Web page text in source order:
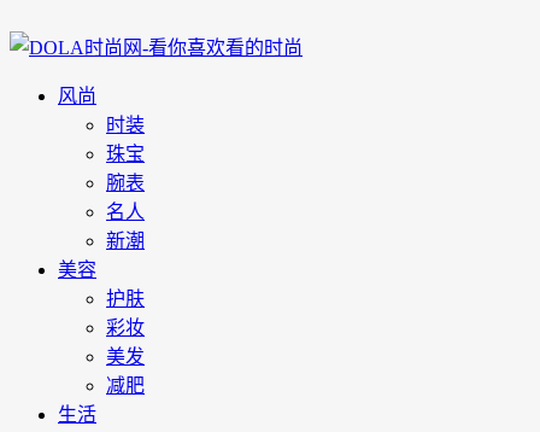
风尚
时装
珠宝
腕表
名人
新潮
美容
护肤
彩妆
美发
减肥
生活